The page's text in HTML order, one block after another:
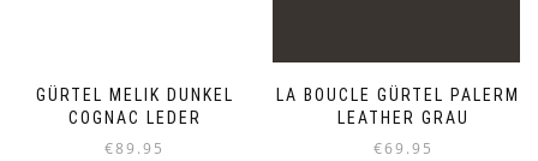
GÜRTEL MELIK DUNKEL
COGNAC LEDER
€89.95
LA BOUCLE GÜRTEL PALERMO
LEATHER GRAU
€69.95